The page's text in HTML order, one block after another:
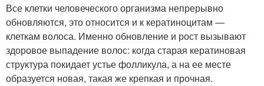
Все клетки человеческого организма непрерывно
обновляются, это относится и к кератиноцитам —
клеткам волоса. Именно обновление и рост вызывают
здоровое выпадение волос: когда старая кератиновая
структура покидает устье фолликула, а на ее месте
образуется новая, такая же крепкая и прочная.